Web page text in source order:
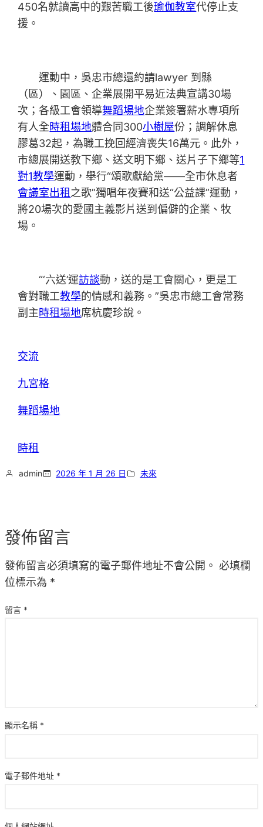
450名就讀高中的艱苦職工後瑜伽教室代停止支
援。
運動中，吳忠市總還約請lawyer 到縣
（區）、園區、企業展開平易近法典宣講30場
次；各級工會領導舞蹈場地企業簽署薪水專項所
有人全時租場地體合同300小樹屋份；調解休息
膠葛32起，為職工挽回經濟喪失16萬元。此外，
市總展開送教下鄉、送文明下鄉、送片子下鄉等1
對1教學運動，舉行“頌歌獻給黨——全市休息者
會議室出租之歌”獨唱年夜賽和送“公益課”運動，
將20場次的愛國主義影片送到偏僻的企業、牧
場。
“‘六送’運訪談動，送的是工會關心，更是工
會對職工教學的情感和義務。”吳忠市總工會常務
副主時租場地席杭慶珍說。
交流
九宮格
舞蹈場地
時租
admin 2026 年 1 月 26 日 未來
發佈留言
發佈留言必須填寫的電子郵件地址不會公開。 必填欄
位標示為 *
留言 *
顯示名稱 *
電子郵件地址 *